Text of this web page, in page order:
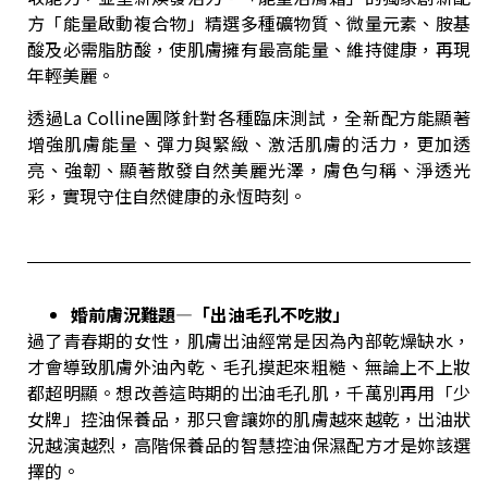
方「能量啟動複合物」精選多種礦物質、微量元素、胺基
酸及必需脂肪酸，使肌膚擁有最高能量、維持健康，再現
年輕美麗。
透過La Colline團隊針對各種臨床測試，全新配方能顯著
增強肌膚能量、彈力與緊緻、激活肌膚的活力，更加透
亮、強韌、顯著散發自然美麗光澤，膚色勻稱、淨透光
彩，實現守住自然健康的永恆時刻。
婚前膚況難題—「出油毛孔不吃妝」
過了青春期的女性，肌膚出油經常是因為內部乾燥缺水，
才會導致肌膚外油內乾、毛孔摸起來粗糙、無論上不上妝
都超明顯。想改善這時期的出油毛孔肌，千萬別再用「少
女牌」控油保養品，那只會讓妳的肌膚越來越乾，出油狀
況越演越烈，高階保養品的智慧控油保濕配方才是妳該選
擇的。